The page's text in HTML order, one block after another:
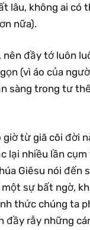
lâu, không ai có
nữa).
đầy tớ luôn
(vì áo của
sàng trong tư
từ giã cõi đời
lại nhiều lần
Giêsu nói đến
sự bất ngờ,
thức chúng ta
đầy rẫy những